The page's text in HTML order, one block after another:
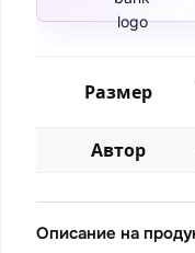
Размер
Автор
Описание на